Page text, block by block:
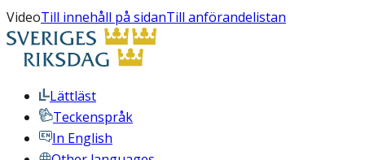
VideoTill innehåll på sidanTill anförandelistan
Lättläst
Teckenspråk
In English